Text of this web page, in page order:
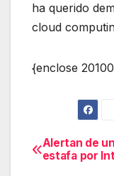
ha querido
cloud
{enclose
Alertan de
estafa por